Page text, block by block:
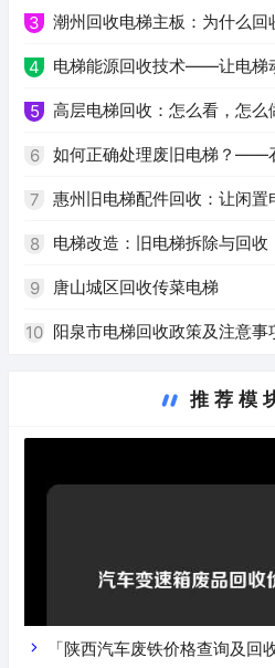
3 潮州回收电梯主板：为什么回
4 电梯能源回收技术——让电梯
5 高层电梯回收：怎么看，怎么
6 如何正确处理废旧电梯？——
析
7 惠州旧电梯配件回收：让闲置
8 电梯改造：旧电梯拆除与回收
9 唐山城区回收传菜电梯
10 阳泉市电梯回收政策及注意事
推荐模
「陕西汽车废铁价格查询及回